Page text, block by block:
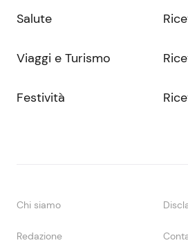
Salute
Viaggi e Turismo
Festività
Chi siamo
Redazione